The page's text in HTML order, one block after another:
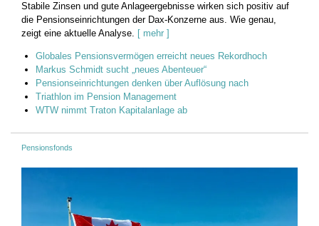
Stabile Zinsen und gute Anlageergebnisse wirken sich positiv auf
die Pensionseinrichtungen der Dax-Konzerne aus. Wie genau,
zeigt eine aktuelle Analyse. [ mehr ]
Globales Pensionsvermögen erreicht neues Rekordhoch
Markus Schmidt sucht „neues Abenteuer“
Pensionseinrichtungen denken über Auflösung nach
Triathlon im Pension Management
WTW nimmt Traton Kapitalanlage ab
Pensionsfonds